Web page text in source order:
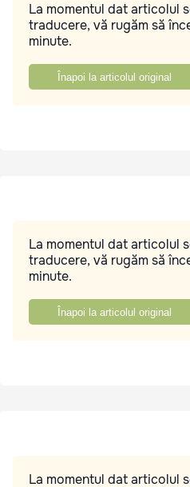
La momentul dat articolul
traducere, vă rugăm să
minute.
Înapoi la articolul original
La momentul dat articolul
traducere, vă rugăm să
minute.
Înapoi la articolul original
La momentul dat articolul